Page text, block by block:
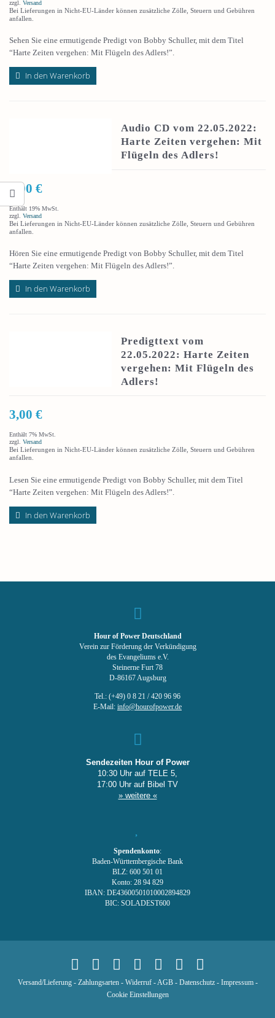
zzgl. Versand
Bei Lieferungen in Nicht-EU-Länder können zusätzliche Zölle, Steuern und Gebühren
anfallen.
Sehen Sie eine ermutigende Predigt von Bobby Schuller, mit dem Titel
“Harte Zeiten vergehen: Mit Flügeln des Adlers!”.
In den Warenkorb
Audio CD vom 22.05.2022:
Harte Zeiten vergehen: Mit
Flügeln des Adlers!
6,00 €
Enthält 19% MwSt.
zzgl. Versand
Bei Lieferungen in Nicht-EU-Länder können zusätzliche Zölle, Steuern und Gebühren
anfallen.
Hören Sie eine ermutigende Predigt von Bobby Schuller, mit dem Titel
“Harte Zeiten vergehen: Mit Flügeln des Adlers!”.
In den Warenkorb
Predigttext vom
22.05.2022: Harte Zeiten
vergehen: Mit Flügeln des
Adlers!
3,00 €
Enthält 7% MwSt.
zzgl. Versand
Bei Lieferungen in Nicht-EU-Länder können zusätzliche Zölle, Steuern und Gebühren
anfallen.
Lesen Sie eine ermutigende Predigt von Bobby Schuller, mit dem Titel
“Harte Zeiten vergehen: Mit Flügeln des Adlers!”.
In den Warenkorb
Hour of Power Deutschland
Verein zur Förderung der Verkündigung
des Evangeliums e.V.
Steinerne Furt 78
D-86167 Augsburg
Tel.: (+49) 0 8 21 / 420 96 96
E-Mail: info@hourofpower.de
Sendezeiten Hour of Power
10:30 Uhr auf TELE 5,
17:00 Uhr auf Bibel TV
» weitere «
Spendenkonto:
Baden-Württembergische Bank
BLZ: 600 501 01
Konto: 28 94 829
IBAN: DE43600501010002894829
BIC: SOLADEST600
Versand/Lieferung- Zahlungsarten- Widerruf-AGB- Datenschutz- Impressum-
Cookie Einstellungen